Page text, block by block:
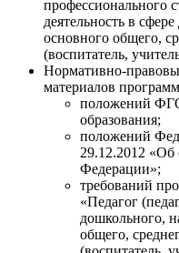
профессионального
деятельность в
основного общего,
(воспитатель,
Нормативно-
материалов
положений
образования;
положений
29.12.2012 «Об
Федерации»;
требований
«Педагог
дошкольного,
общего,